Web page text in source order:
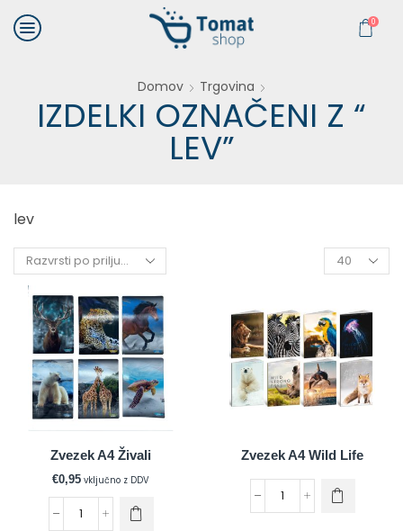
0
Domov Trgovina
IZDELKI OZNAČENI Z “
LEV”
lev
Zvezek A4 Živali
€0,95 vključno z DDV
Zvezek A4 Wild Life